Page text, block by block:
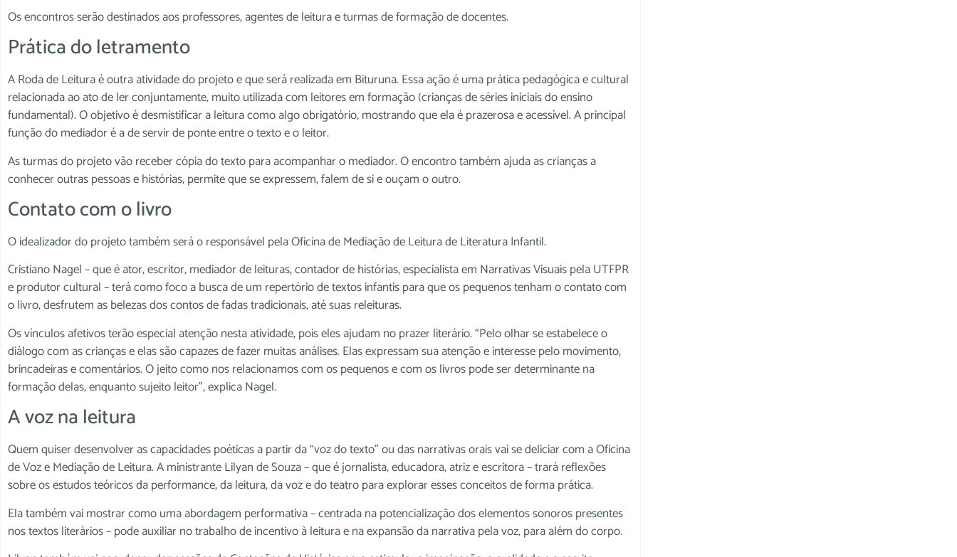
Os encontros serão destinados aos professores, agentes de leitura e turmas de formação de docentes.
Prática do letramento
A Roda de Leitura é outra atividade do projeto e que será realizada em Bituruna. Essa ação é uma prática pedagógica e cultural
relacionada ao ato de ler conjuntamente, muito utilizada com leitores em formação (crianças de séries iniciais do ensino
fundamental). O objetivo é desmistificar a leitura como algo obrigatório, mostrando que ela é prazerosa e acessível. A principal
função do mediador é a de servir de ponte entre o texto e o leitor.
As turmas do projeto vão receber cópia do texto para acompanhar o mediador. O encontro também ajuda as crianças a
conhecer outras pessoas e histórias, permite que se expressem, falem de si e ouçam o outro.
Contato com o livro
O idealizador do projeto também será o responsável pela Oficina de Mediação de Leitura de Literatura Infantil.
Cristiano Nagel – que é ator, escritor, mediador de leituras, contador de histórias, especialista em Narrativas Visuais pela UTFPR
e produtor cultural – terá como foco a busca de um repertório de textos infantis para que os pequenos tenham o contato com
o livro, desfrutem as belezas dos contos de fadas tradicionais, até suas releituras.
Os vínculos afetivos terão especial atenção nesta atividade, pois eles ajudam no prazer literário. “Pelo olhar se estabelece o
diálogo com as crianças e elas são capazes de fazer muitas análises. Elas expressam sua atenção e interesse pelo movimento,
brincadeiras e comentários. O jeito como nos relacionamos com os pequenos e com os livros pode ser determinante na
formação delas, enquanto sujeito leitor”, explica Nagel.
A voz na leitura
Quem quiser desenvolver as capacidades poéticas a partir da “voz do texto” ou das narrativas orais vai se deliciar com a Oficina
de Voz e Mediação de Leitura. A ministrante Lilyan de Souza – que é jornalista, educadora, atriz e escritora – trará reflexões
sobre os estudos teóricos da performance, da leitura, da voz e do teatro para explorar esses conceitos de forma prática.
Ela também vai mostrar como uma abordagem performativa – centrada na potencialização dos elementos sonoros presentes
nos textos literários – pode auxiliar no trabalho de incentivo à leitura e na expansão da narrativa pela voz, para além do corpo.